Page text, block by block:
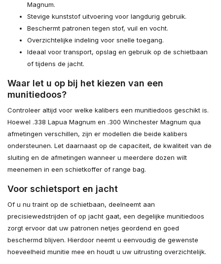
Magnum.
Stevige kunststof uitvoering voor langdurig gebruik.
Beschermt patronen tegen stof, vuil en vocht.
Overzichtelijke indeling voor snelle toegang.
Ideaal voor transport, opslag en gebruik op de schietbaan
of tijdens de jacht.
Waar let u op bij het kiezen van een
munitiedoos?
Controleer altijd voor welke kalibers een munitiedoos geschikt is.
Hoewel .338 Lapua Magnum en .300 Winchester Magnum qua
afmetingen verschillen, zijn er modellen die beide kalibers
ondersteunen. Let daarnaast op de capaciteit, de kwaliteit van de
sluiting en de afmetingen wanneer u meerdere dozen wilt
meenemen in een schietkoffer of range bag.
Voor schietsport en jacht
Of u nu traint op de schietbaan, deelneemt aan
precisiewedstrijden of op jacht gaat, een degelijke munitiedoos
zorgt ervoor dat uw patronen netjes geordend en goed
beschermd blijven. Hierdoor neemt u eenvoudig de gewenste
hoeveelheid munitie mee en houdt u uw uitrusting overzichtelijk.